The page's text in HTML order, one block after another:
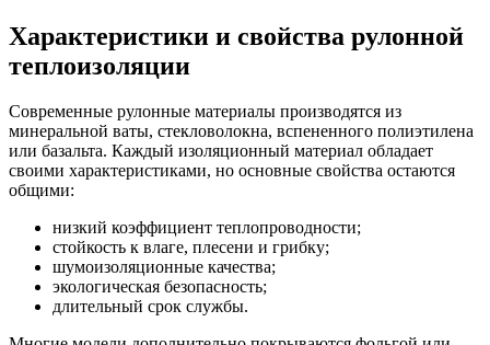
Характеристики и свойства рулонной
теплоизоляции
Современные рулонные материалы производятся из
минеральной ваты, стекловолокна, вспененного полиэтилена
или базальта. Каждый изоляционный материал обладает
своими характеристиками, но основные свойства остаются
общими:
низкий коэффициент теплопроводности;
стойкость к влаге, плесени и грибку;
шумоизоляционные качества;
экологическая безопасность;
длительный срок службы.